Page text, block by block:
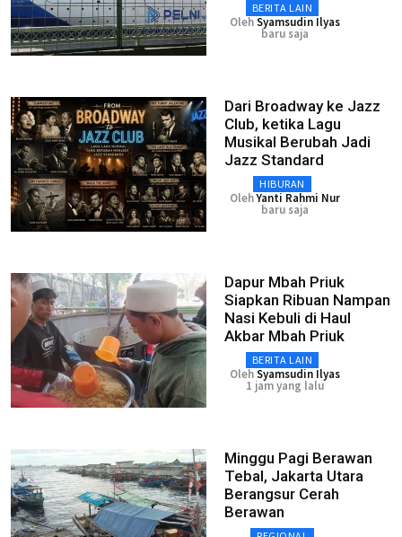
BERITA LAIN
OlehSyamsudin Ilyas
baru saja
Dari Broadway ke Jazz
Club, ketika Lagu
Musikal Berubah Jadi
Jazz Standard
HIBURAN
OlehYanti Rahmi Nur
baru saja
Dapur Mbah Priuk
Siapkan Ribuan Nampan
Nasi Kebuli di Haul
Akbar Mbah Priuk
BERITA LAIN
OlehSyamsudin Ilyas
1 jam yang lalu
Minggu Pagi Berawan
Tebal, Jakarta Utara
Berangsur Cerah
Berawan